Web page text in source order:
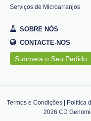
Serviços de Microarranjos
SOBRE NÓS
CONTACTE-NOS
Submeta o Seu Pedido
Termos e Condições | Política
2026 CD